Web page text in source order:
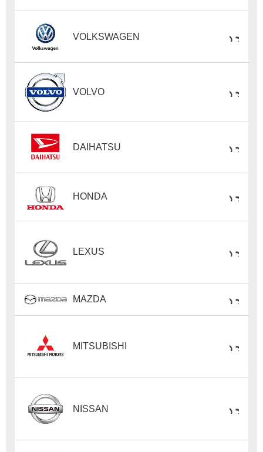
VOLKSWAGEN
VOLVO
DAIHATSU
HONDA
LEXUS
MAZDA
MITSUBISHI
NISSAN